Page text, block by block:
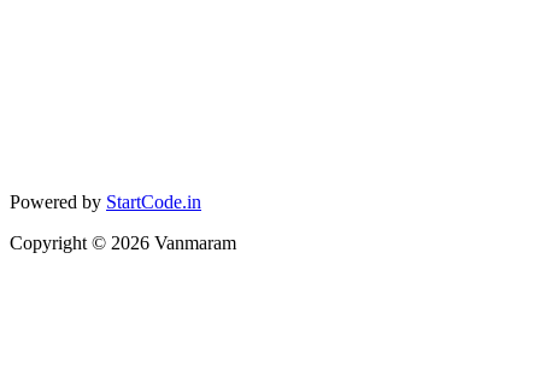
Powered by StartCode.in
Copyright © 2026 Vanmaram